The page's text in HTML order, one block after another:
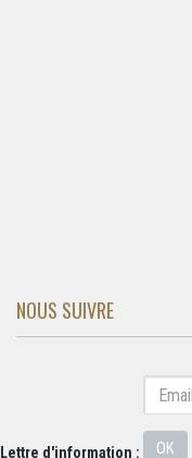
NOUS SUIVRE
Lettre d'information : OK